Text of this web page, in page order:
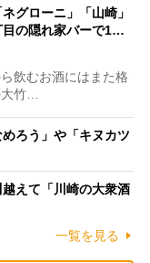
グローニ」「山崎」
目の隠れ家バーで1…
飲むお酒にはまた格
大竹…
ろう」や「キヌカツ
越えて「川崎の大衆酒
一覧を見る